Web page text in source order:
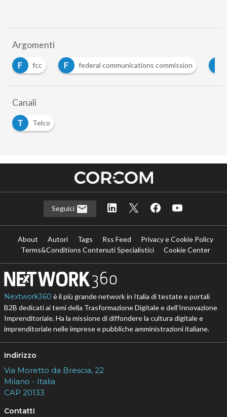
Argomenti
F
fcc F federal communications commission
Canali
T
Telco
Seguici
About Autori Tags Rss Feed
Privacy e Cookie Policy
Terms&Conditions Contenuti Specialistici
Cookie Center
Nextwork360 è il più grande network in Italia di testate e portali
B2B dedicati ai temi della Trasformazione Digitale e dell’Innovazione
Imprenditoriale. Ha la missione di diffondere la cultura digitale e
imprenditoriale nelle imprese e pubbliche amministrazioni italiane.
Indirizzo
Via Moretto da Brescia, 22
Milano - Italia
CAP 20133
Contatti